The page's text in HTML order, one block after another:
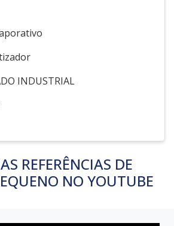
INDUSTRIAL
REFERÊNCIAS DE
NO YOUTUBE